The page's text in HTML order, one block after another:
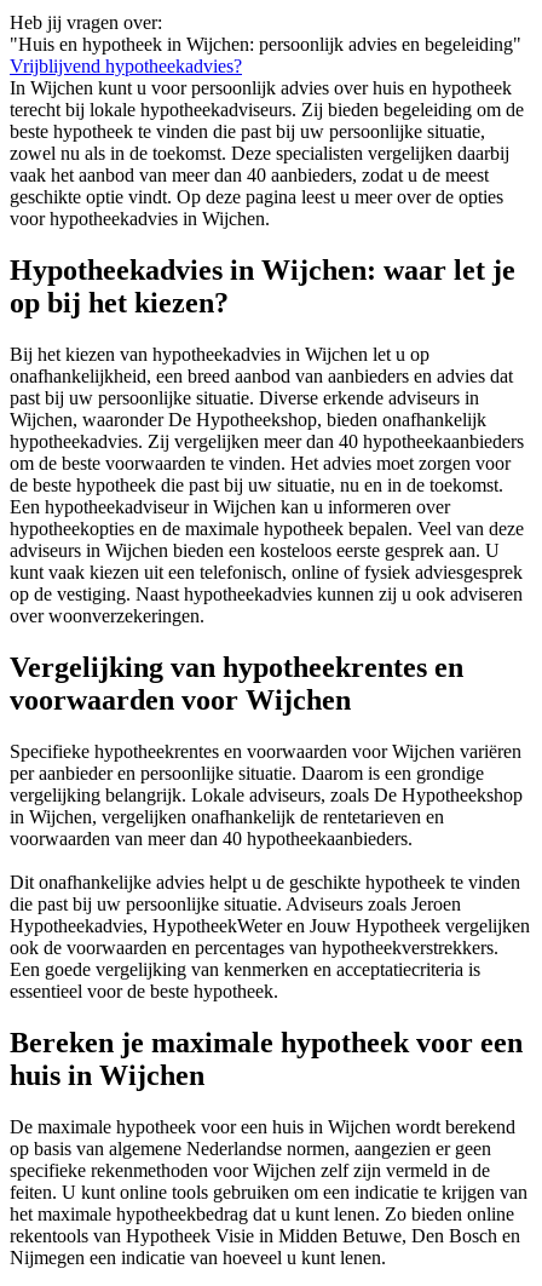
Heb jij vragen over:
"Huis en hypotheek in Wijchen: persoonlijk advies en begeleiding"
Vrijblijvend hypotheekadvies?
In Wijchen kunt u voor persoonlijk advies over huis en hypotheek
terecht bij lokale hypotheekadviseurs. Zij bieden begeleiding om de
beste hypotheek te vinden die past bij uw persoonlijke situatie,
zowel nu als in de toekomst. Deze specialisten vergelijken daarbij
vaak het aanbod van meer dan 40 aanbieders, zodat u de meest
geschikte optie vindt. Op deze pagina leest u meer over de opties
voor hypotheekadvies in Wijchen.
Hypotheekadvies in Wijchen: waar let je
op bij het kiezen?
Bij het kiezen van hypotheekadvies in Wijchen let u op
onafhankelijkheid, een breed aanbod van aanbieders en advies dat
past bij uw persoonlijke situatie. Diverse erkende adviseurs in
Wijchen, waaronder De Hypotheekshop, bieden onafhankelijk
hypotheekadvies. Zij vergelijken meer dan 40 hypotheekaanbieders
om de beste voorwaarden te vinden. Het advies moet zorgen voor
de beste hypotheek die past bij uw situatie, nu en in de toekomst.
Een hypotheekadviseur in Wijchen kan u informeren over
hypotheekopties en de maximale hypotheek bepalen. Veel van deze
adviseurs in Wijchen bieden een kosteloos eerste gesprek aan. U
kunt vaak kiezen uit een telefonisch, online of fysiek adviesgesprek
op de vestiging. Naast hypotheekadvies kunnen zij u ook adviseren
over woonverzekeringen.
Vergelijking van hypotheekrentes en
voorwaarden voor Wijchen
Specifieke hypotheekrentes en voorwaarden voor Wijchen variëren
per aanbieder en persoonlijke situatie. Daarom is een grondige
vergelijking belangrijk. Lokale adviseurs, zoals De Hypotheekshop
in Wijchen, vergelijken onafhankelijk de rentetarieven en
voorwaarden van meer dan 40 hypotheekaanbieders.
Dit onafhankelijke advies helpt u de geschikte hypotheek te vinden
die past bij uw persoonlijke situatie. Adviseurs zoals Jeroen
Hypotheekadvies, HypotheekWeter en Jouw Hypotheek vergelijken
ook de voorwaarden en percentages van hypotheekverstrekkers.
Een goede vergelijking van kenmerken en acceptatiecriteria is
essentieel voor de beste hypotheek.
Bereken je maximale hypotheek voor een
huis in Wijchen
De maximale hypotheek voor een huis in Wijchen wordt berekend
op basis van algemene Nederlandse normen, aangezien er geen
specifieke rekenmethoden voor Wijchen zelf zijn vermeld in de
feiten. U kunt online tools gebruiken om een indicatie te krijgen van
het maximale hypotheekbedrag dat u kunt lenen. Zo bieden online
rekentools van Hypotheek Visie in Midden Betuwe, Den Bosch en
Nijmegen een indicatie van hoeveel u kunt lenen.